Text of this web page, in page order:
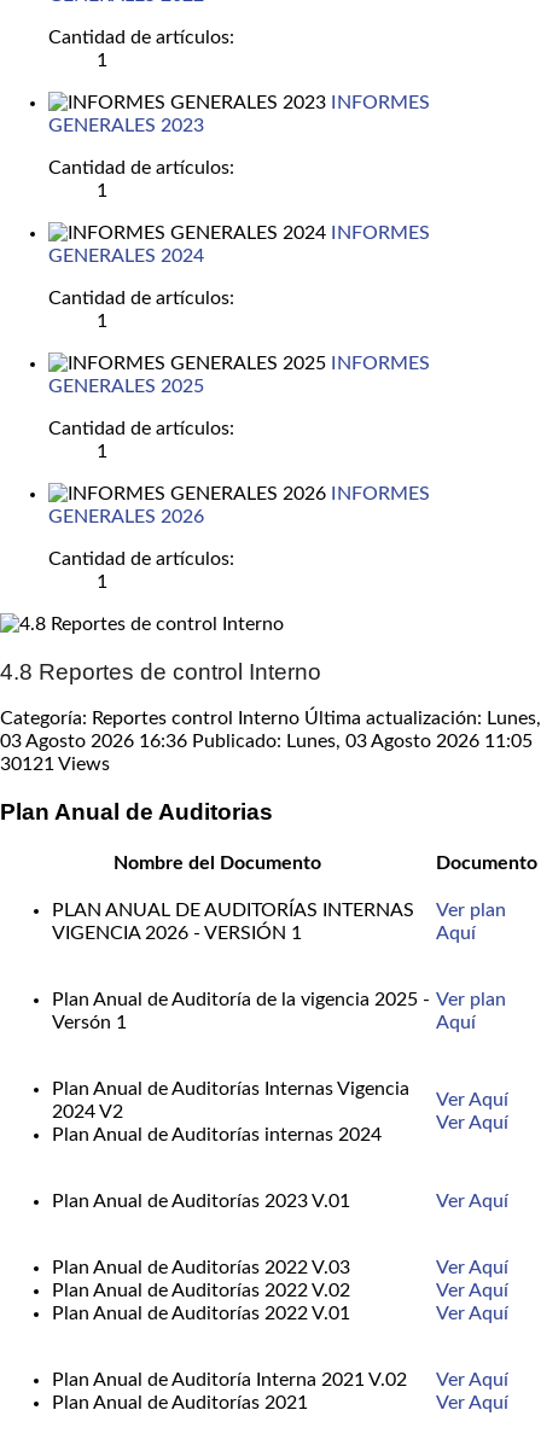
Cantidad de artículos:
1
INFORMES
GENERALES 2023
Cantidad de artículos:
1
INFORMES
GENERALES 2024
Cantidad de artículos:
1
INFORMES
GENERALES 2025
Cantidad de artículos:
1
INFORMES
GENERALES 2026
Cantidad de artículos:
1
4.8 Reportes de control Interno
Categoría: Reportes control Interno Última actualización: Lunes,
03 Agosto 2026 16:36 Publicado: Lunes, 03 Agosto 2026 11:05
30121 Views
Plan Anual de Auditorias
Nombre del Documento Documento
PLAN ANUAL DE AUDITORÍAS INTERNAS
VIGENCIA 2026 - VERSIÓN 1
Ver plan
Aquí
Plan Anual de Auditoría de la vigencia 2025 -
Versón 1
Ver plan
Aquí
Plan Anual de Auditorías Internas Vigencia
2024 V2
Plan Anual de Auditorías internas 2024
Ver Aquí
Ver Aquí
Plan Anual de Auditorías 2023 V.01 Ver Aquí
Plan Anual de Auditorías 2022 V.03
Plan Anual de Auditorías 2022 V.02
Plan Anual de Auditorías 2022 V.01
Ver Aquí
Ver Aquí
Ver Aquí
Plan Anual de Auditoría Interna 2021 V.02
Plan Anual de Auditorías 2021
Ver Aquí
Ver Aquí